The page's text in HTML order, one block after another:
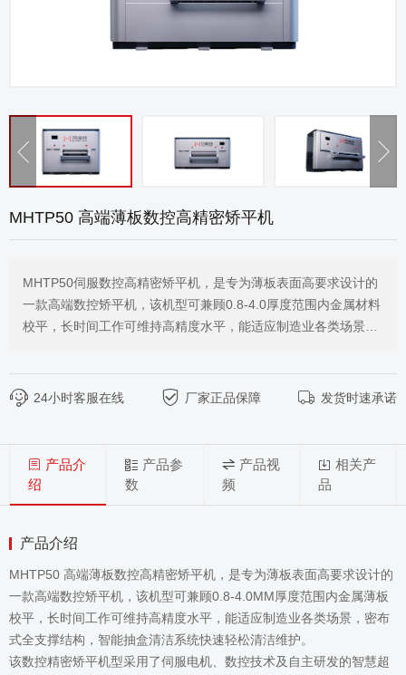
MHTP50 高端薄板数控高精密矫平机
MHTP50伺服数控高精密矫平机，是专为薄板表面高要求设计的
一款高端数控矫平机，该机型可兼顾0.8-4.0厚度范围内金属材料
校平，长时间工作可维持高精度水平，能适应制造业各类场景，
24小时客服在线 厂家正品保障 发货时速承诺
产品介
绍
产品参
数
产品视
频
相关产
品
产品介绍
MHTP50 高端薄板数控高精密矫平机，是专为薄板表面高要求设计的
一款高端数控矫平机，该机型可兼顾0.8-4.0MM厚度范围内金属薄板
校平，长时间工作可维持高精度水平，能适应制造业各类场景，密布
式全支撑结构，智能抽盒清洁系统快速轻松清洁维护。
该数控精密矫平机型采用了伺服电机、数控技术及自主研发的智慧超